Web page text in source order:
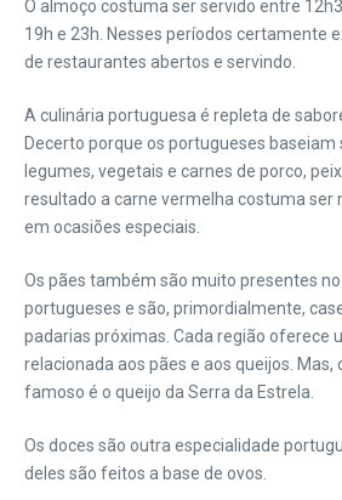
O almoço costuma ser servido entre
19h e 23h. Nesses períodos certamente
de restaurantes abertos e servindo.
A culinária portuguesa é repleta de
Decerto porque os portugueses
legumes, vegetais e carnes de porco,
resultado a carne vermelha costuma ser
em ocasiões especiais.
Os pães também são muito presentes no
portugueses e são, primordialmente,
padarias próximas. Cada região oferece
relacionada aos pães e aos queijos.
famoso é o queijo da Serra da Estrela.
Os doces são outra especialidade
deles são feitos a base de ovos.